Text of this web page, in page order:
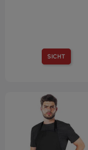
SICHT